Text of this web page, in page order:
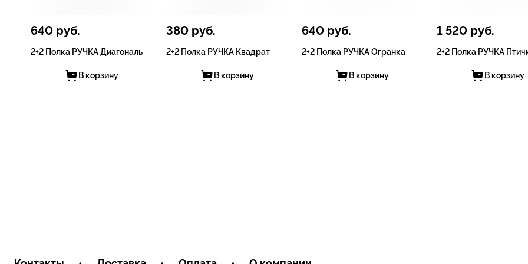
640 руб.
2+2 Полка РУЧКА Диагональ
В корзину
380руб.
2+2 Полка РУЧКА Квадрат
В корзину
640руб.
2+2 Полка РУЧКА Огранка
В корзину
1 520 руб.
2+2 Полка РУЧКА
В корзину